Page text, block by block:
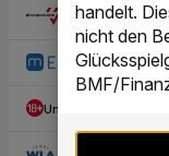
handelt.
nicht den
BMF/